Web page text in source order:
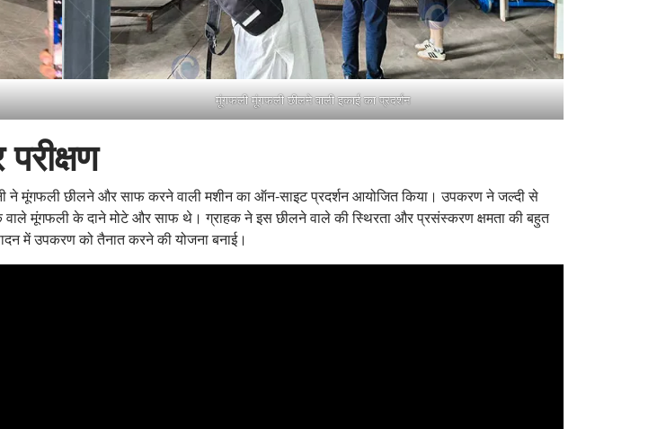
मूंगफली मूंगफली छीलने वाली इकाई का प्रदर्शन
ने मूंगफली छीलने और साफ करने वाली मशीन का ऑन-साइट प्रदर्शन आयोजित किया। उपकरण ने जल्दी से
मूंगफली के दाने मोटे और साफ थे। ग्राहक ने इस छीलने वाले की स्थिरता और प्रसंस्करण क्षमता की बहुत
में उपकरण को तैनात करने की योजना बनाई।